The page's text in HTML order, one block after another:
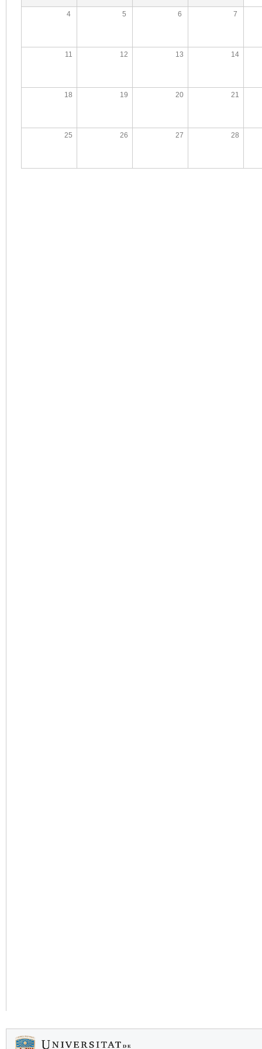
4 5 6 7
11 12 13 14
18 19 20 21
25 26 27 28